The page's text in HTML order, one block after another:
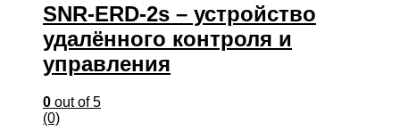
SNR-ERD-2s – устройство
удалённого контроля и
управления
0 out of 5
(0)